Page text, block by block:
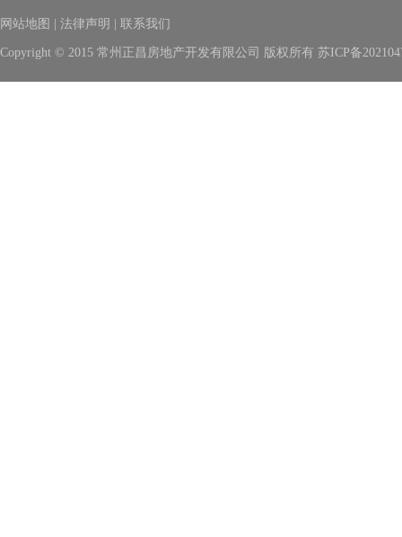
网站地图 法律声明 联系我们
Copyright © 2015 常州正昌房地产开发有限公司 版权所有 苏ICP备